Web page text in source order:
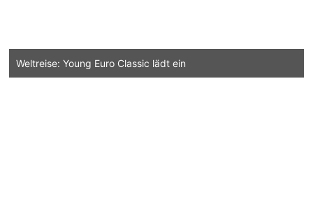
Weltreise: Young Euro Classic lädt ein